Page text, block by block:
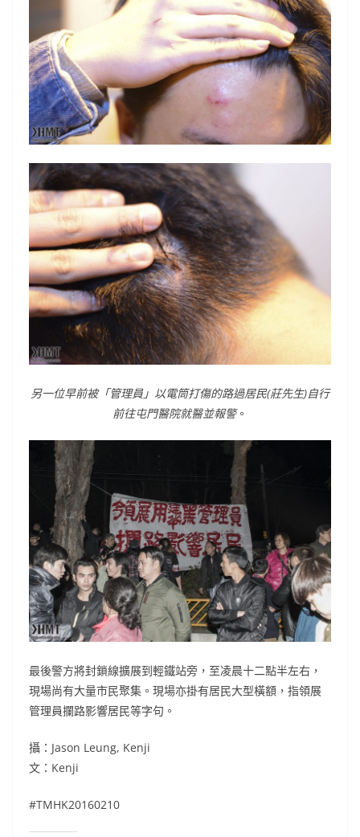
另一位早前被「管理員」以電筒打傷的路過居民(莊先生)自行
前往屯門醫院就醫並報警。
最後警方將封鎖線擴展到輕鐵站旁，至凌晨十二點半左右，
現場尚有大量市民聚集。現場亦掛有居民大型橫額，指領展
管理員攔路影響居民等字句。
攝：Jason Leung, Kenji
文：Kenji
#TMHK20160210